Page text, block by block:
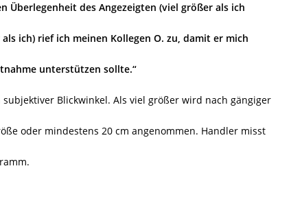
Überlegenheit des Angezeigten (viel größer als ich
ich) rief ich meinen Kollegen O. zu, damit er mich
unterstützen sollte.“
Blickwinkel. Als viel größer wird nach gängiger
oder mindestens 20 cm angenommen. Handler misst